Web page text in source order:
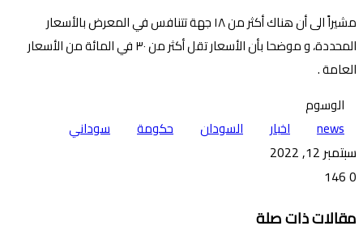
مشيراً الى أن هناك أكثر من ١٨ جهة تتنافس في المعرض بالأسعار
المحددة، و موضحا بأن الأسعار تقل أكثر من ٣٠ في المائة من الأسعار
العامة .
الوسوم
news
اخبار السودان حكومة سوداني
سبتمبر 12, 2022
0
مقالات ذات صلة